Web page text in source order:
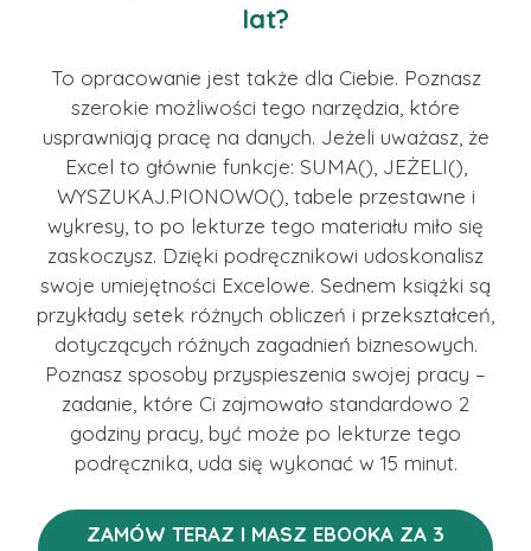
lat?
To opracowanie jest także dla Ciebie. Poznasz
szerokie możliwości tego narzędzia, które
usprawniają pracę na danych. Jeżeli uważasz, że
Excel to głównie funkcje: SUMA(), JEŻELI(),
WYSZUKAJ.PIONOWO(), tabele przestawne i
wykresy, to po lekturze tego materiału miło się
zaskoczysz. Dzięki podręcznikowi udoskonalisz
swoje umiejętności Excelowe. Sednem książki są
przykłady setek różnych obliczeń i przekształceń,
dotyczących różnych zagadnień biznesowych.
Poznasz sposoby przyspieszenia swojej pracy –
zadanie, które Ci zajmowało standardowo 2
godziny pracy, być może po lekturze tego
podręcznika, uda się wykonać w 15 minut.
ZAMÓW TERAZ I MASZ EBOOKA ZA 3